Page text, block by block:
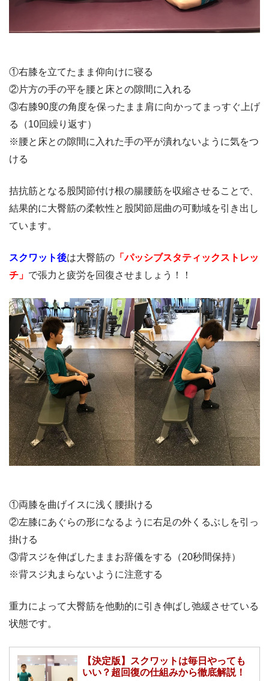
①右膝を立てたまま仰向けに寝る
②片方の手の平を腰と床との隙間に入れる
③右膝90度の角度を保ったまま肩に向かってまっすぐ上げ
る（10回繰り返す）
※腰と床との隙間に入れた手の平が潰れないように気をつ
ける
拮抗筋となる股関節付け根の腸腰筋を収縮させることで、
結果的に大臀筋の柔軟性と股関節屈曲の可動域を引き出し
ています。
スクワット後は大臀筋の 「パッシブスタティックストレッ
チ」 で張力と疲労を回復させましょう！！
①両膝を曲げイスに浅く腰掛ける
②左膝にあぐらの形になるように右足の外くるぶしを引っ
掛ける
③背スジを伸ばしたままお辞儀をする（20秒間保持）
※背スジ丸まらないように注意する
重力によって大臀筋を他動的に引き伸ばし弛緩させている
状態です。
【決定版】スクワットは毎日やっても
いい？超回復の仕組みから徹底解説！